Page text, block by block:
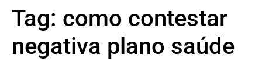
Tag: como contestar
negativa plano saúde